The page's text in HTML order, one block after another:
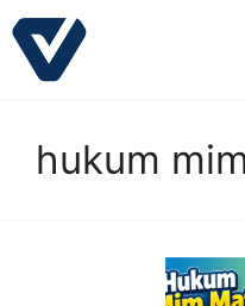
Langsung
ke
hukum